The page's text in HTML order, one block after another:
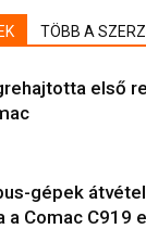
TÖBB A
első
gépek
a Comac C919